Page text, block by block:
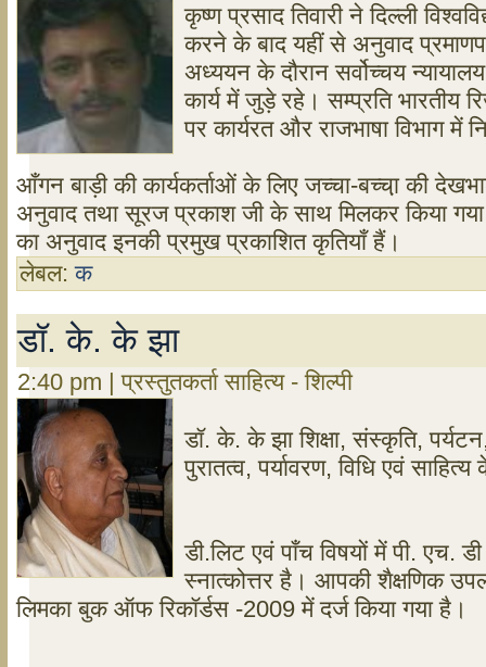
कृष्ण प्रसाद तिवारी ने दिल्ली
करने के बाद यहीं से अनुवाद
अध्ययन के दौरान सर्वोच्चय
कार्य में जुड़े रहे। सम्प्रति भारतीय
पर कार्यरत और राजभाषा विभाग में
आँगन बाड़ी की कार्यकर्ताओं के लिए जच्चा-बच्चा़ की
अनुवाद तथा सूरज प्रकाश जी के साथ मिलकर किया गया
का अनुवाद इनकी प्रमुख प्रकाशित कृतियाँ हैं।
लेबल:क
डॉ. के. के झा
2:40 pm | प्रस्तुतकर्ता साहित्य - शिल्पी
डॉ. के. के झा शिक्षा, संस्कृति,
पुरातत्व, पर्यावरण, विधि एवं साहित्य
डी.लिट एवं पाँच विषयों में पी. एच.
स्नात्कोत्तर है। आपकी शैक्षणिक
लिमका बुक ऑफ रिकॉर्डस -2009 में दर्ज किया गया है।